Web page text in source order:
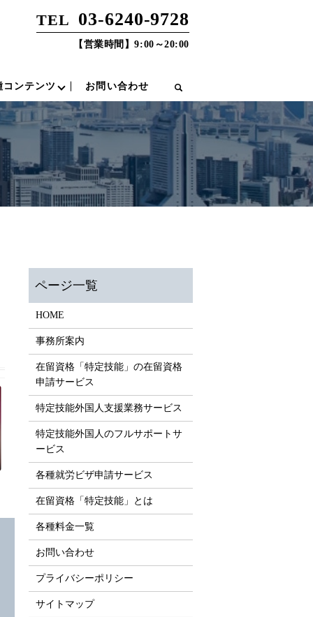
TEL 03-6240-9728
【営業時間】9:00～20:00
コンテンツ お問い合わせ
HOME
事務所案内
在留資格「特定技能」の在留資格
申請サービス
特定技能外国人支援業務サービス
特定技能外国人のフルサポートサ
ービス
各種就労ビザ申請サービス
在留資格「特定技能」とは
各種料金一覧
お問い合わせ
プライバシーポリシー
サイトマップ